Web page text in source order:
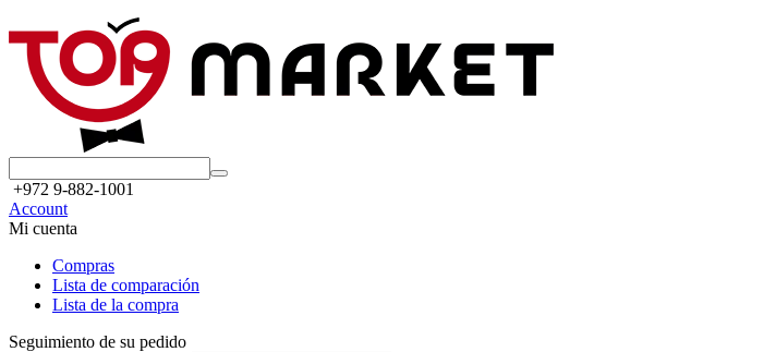
+972 9-882-1001
Account
Mi cuenta
Compras
Lista de comparación
Lista de la compra
Seguimiento de su pedido